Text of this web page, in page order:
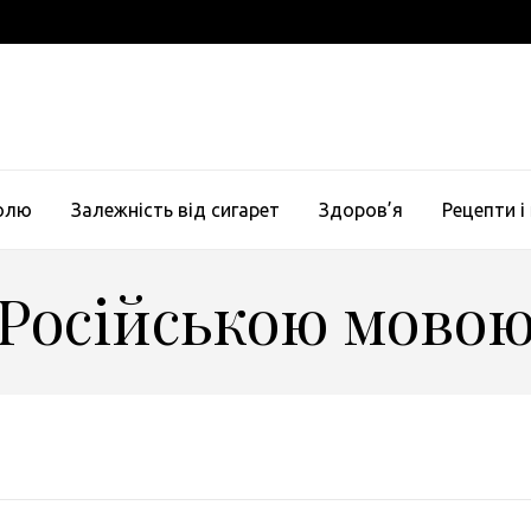
Залежність від сигарет Здоров’я Рецепти